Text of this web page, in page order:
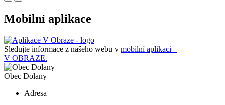
Mobilní aplikace
Sledujte informace z našeho webu v mobilní aplikaci –
V OBRAZE.
Obec Dolany
Adresa